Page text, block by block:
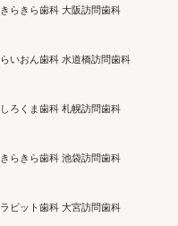
きらきら歯科 大阪訪問歯科
らいおん歯科 水道橋訪問歯科
しろくま歯科 札幌訪問歯科
きらきら歯科 池袋訪問歯科
ラビット歯科 大宮訪問歯科